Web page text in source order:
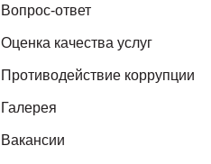
Вопрос-ответ
Оценка качества услуг
Противодействие коррупции
Галерея
Вакансии